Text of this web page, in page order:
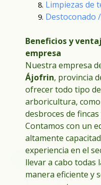
Limpiezas de
Destoconado
Beneficios y
empresa
Nuestra empresa
Ájofrin, provincia
ofrecer todo tipo
arboricultura,
desbroces de
Contamos con un
altamente
experiencia en el
llevar a cabo todas
manera eficiente y